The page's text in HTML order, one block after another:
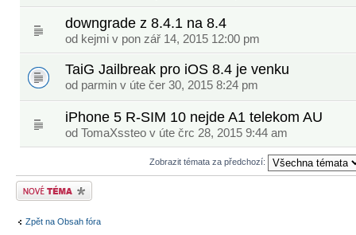
downgrade z 8.4.1 na 8.4
od kejmi v pon zář 14, 2015 12:00 pm
TaiG Jailbreak pro iOS 8.4 je venku
od parmin v úte čer 30, 2015 8:24 pm
iPhone 5 R-SIM 10 nejde A1 telekom AU
od TomaXssteo v úte črc 28, 2015 9:44 am
Zobrazit témata za předchozí:
Odeslat nové téma
Zpět na Obsah fóra